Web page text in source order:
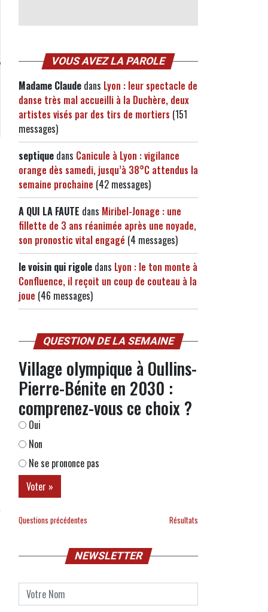
VOUS AVEZ LA PAROLE
Madame Claude dans Lyon : leur spectacle de
danse très mal accueilli à la Duchère, deux
artistes visés par des tirs de mortiers (151
messages)
septique dans Canicule à Lyon : vigilance
orange dès samedi, jusqu’à 38°C attendus la
semaine prochaine (42 messages)
A QUI LA FAUTE dans Miribel-Jonage : une
fillette de 3 ans réanimée après une noyade,
son pronostic vital engagé (4 messages)
le voisin qui rigole dans Lyon : le ton monte à
Confluence, il reçoit un coup de couteau à la
joue (46 messages)
QUESTION DE LA SEMAINE
Village olympique à Oullins-
Pierre-Bénite en 2030 :
comprenez-vous ce choix ?
Oui
Non
Ne se prononce pas
Questions précédentes Résultats
NEWSLETTER